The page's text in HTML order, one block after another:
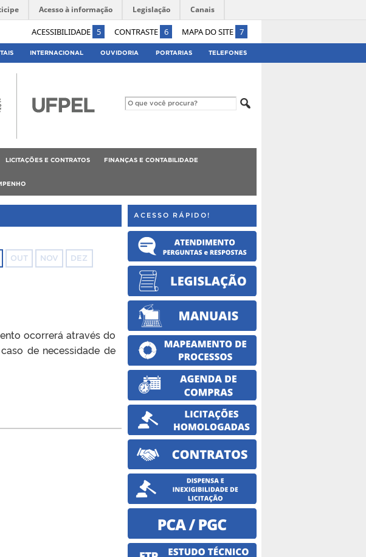
ACESSIBILIDADE 5 CONTRASTE 6 MAPA DO SITE 7
Acesso à informação Legislação Canais
INTERNACIONAL OUVIDORIA PORTARIAS TELEFONES
LICITAÇÕES E CONTRATOS FINANÇAS E CONTABILIDADE
OUT NOV DEZ
ocorrerá através do
de necessidade de
ACESSO RÁPIDO!